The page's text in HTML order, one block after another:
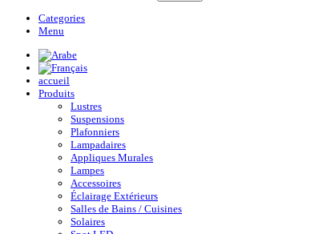
Categories
Menu
accueil
Produits
Lustres
Suspensions
Plafonniers
Lampadaires
Appliques Murales
Lampes
Accessoires
Éclairage Extérieurs
Salles de Bains / Cuisines
Solaires